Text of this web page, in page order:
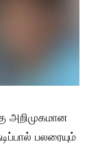
அறிமுகமான
பலரையும்